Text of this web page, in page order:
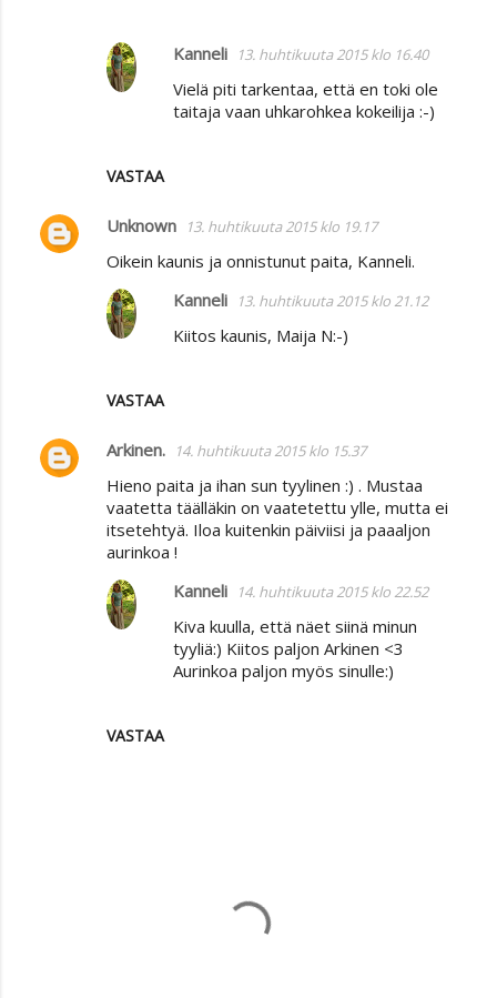
VASTAA
Kanneli 13. huhtikuuta 2015 klo 16.40
Vielä piti tarkentaa, että en toki ole
taitaja vaan uhkarohkea kokeilija :-)
Unknown 13. huhtikuuta 2015 klo 19.17
Oikein kaunis ja onnistunut paita, Kanneli.
VASTAA
Kanneli 13. huhtikuuta 2015 klo 21.12
Kiitos kaunis, Maija N:-)
Arkinen. 14. huhtikuuta 2015 klo 15.37
Hieno paita ja ihan sun tyylinen :) . Mustaa
vaatetta täälläkin on vaatetettu ylle, mutta ei
itsetehtyä. Iloa kuitenkin päiviisi ja paaaljon
aurinkoa !
VASTAA
Kanneli 14. huhtikuuta 2015 klo 22.52
Kiva kuulla, että näet siinä minun
tyyliä:) Kiitos paljon Arkinen <3
Aurinkoa paljon myös sinulle:)